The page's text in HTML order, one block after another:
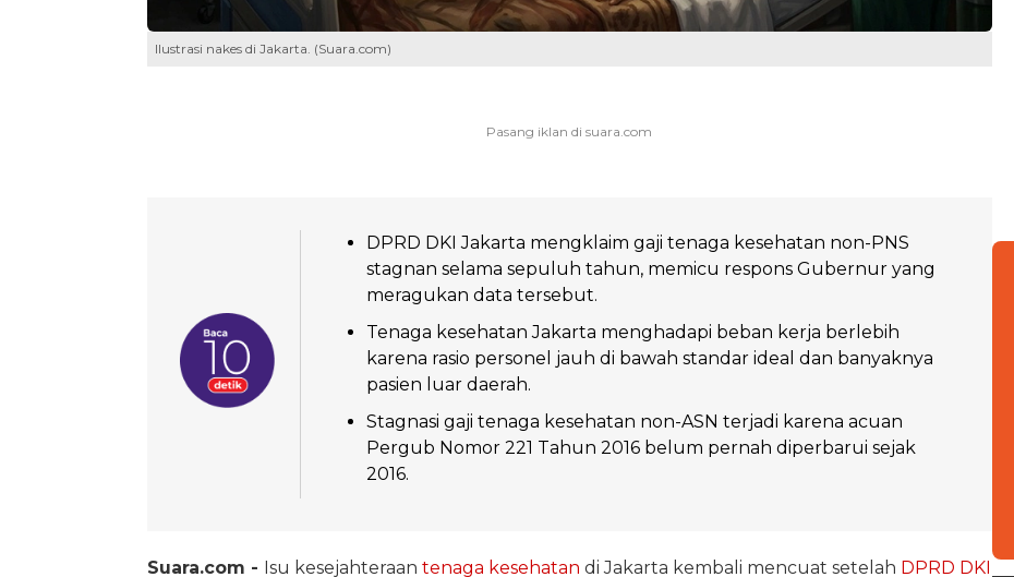
Ilustrasi nakes di Jakarta. (Suara.com)
DPRD DKI Jakarta mengklaim gaji tenaga kesehatan non-PNS
stagnan selama sepuluh tahun, memicu respons Gubernur yang
meragukan data tersebut.
Tenaga kesehatan Jakarta menghadapi beban kerja berlebih
karena rasio personel jauh di bawah standar ideal dan banyaknya
pasien luar daerah.
Stagnasi gaji tenaga kesehatan non-ASN terjadi karena acuan
Pergub Nomor 221 Tahun 2016 belum pernah diperbarui sejak
2016.
Suara.com - Isu kesejahteraan tenaga kesehatan di Jakarta kembali mencuat setelah DPRD DKI